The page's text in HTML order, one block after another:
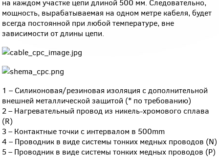
на каждом участке цепи длиной 500 мм. Следовательно,
мощность, вырабатываемая на одном метре кабеля, будет
всегда постоянной при любой температуре, вне
зависимости от длины цепи.
1 – Силиконовая/резиновая изоляция с дополнительной
внешней металлической защитой (* по требованию)
2 – Нагревательный провод из никель-хромового сплава
(R)
3 – Контактные точки с интервалом в 500mm
4 – Проводник в виде системы тонких медных проводов (N)
5 – Проводник в виде системы тонких медных проводов (P)